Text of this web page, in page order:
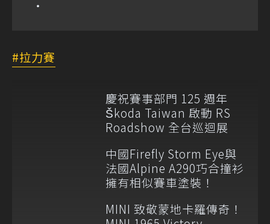
拉力賽
慶祝賽事部門 125 週年
Škoda Taiwan 啟動 RS
Roadshow 全台巡迴展
中國Firefly Storm Eye與
法國Alpine A290巧合撞衫
擁有相似賽車塗裝！
MINI 致敬蒙地卡羅傳奇！